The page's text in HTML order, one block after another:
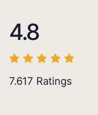
4.8
7.617 Ratings